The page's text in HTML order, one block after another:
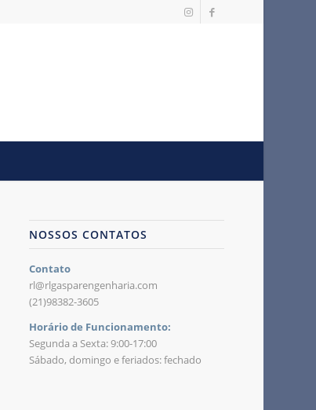
NOSSOS CONTATOS
Contato
rl@rlgasparengenharia.com
(21)98382-3605
Horário de Funcionamento:
Segunda a Sexta: 9:00-17:00
Sábado, domingo e feriados: fechado